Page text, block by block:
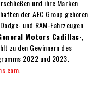
und ihre Marken
der AEC Group gehören
und RAM-Fahrzeugen
Motors Cadillac-,
zu den Gewinnern des
2022 und 2023.
.